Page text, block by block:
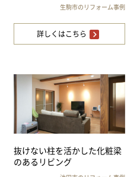
生駒市のリフォーム事例
詳しくはこちら
抜けない柱を活かした化粧梁
のあるリビング